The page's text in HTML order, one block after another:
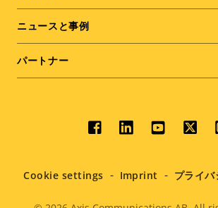
ニュースと事例
パートナー
Social
menu
Cookie settings Imprint プライバ